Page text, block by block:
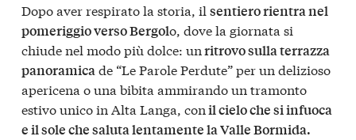
​Dopo aver respirato la storia, il sentiero rientra nel
pomeriggio verso Bergolo, dove la giornata si
chiude nel modo più dolce: unritrovo sulla terrazza
panoramicade “Le Parole Perdute” per un delizioso
apericena o una bibita ammirando un tramonto
estivo unico in Alta Langa, conil cielo che si infuoca
e il sole che saluta lentamente la Valle Bormida.